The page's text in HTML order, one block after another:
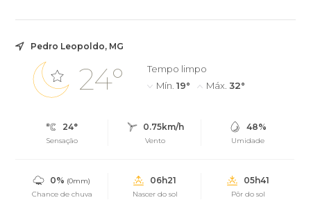
Pedro Leopoldo, MG
24°
Tempo limpo
Mín. 19° Máx. 32°
24°
Sensação
0.75km/h
Vento
48%
Umidade
0% (0mm)
Chance de chuva
06h21
Nascer do sol
05h41
Pôr do sol